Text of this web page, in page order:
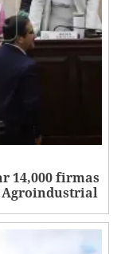
14,000 firmas